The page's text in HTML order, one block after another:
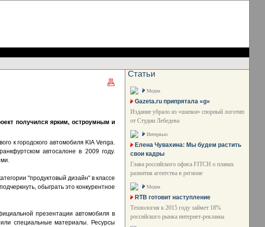
получился ярким, остроумным и
к городского автомобиля KIA Venga.
автосалоне в 2009 году.
"продуктовый дизайн" в классе
обыграть это конкурентное
презентации автомобиля в
специальные материалы. Ресурсы
Статьи
Медиа
Gazeta.ru припрятала «g»
Издание убрало из «шапки» спорный логотип
от Студии Лебедева
Интервью
Елена Чувахина: Мы будем растить
свои кадры
Глава российского офиса FITCH о планах
развития агентства в регионе
Медиа
RTB готовит наступление
Технология к 2015 году займет 18%
российского рынка интернет-рекламы